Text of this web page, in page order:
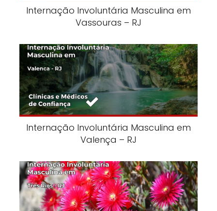
Internação Involuntária Masculina em
Vassouras – RJ
Internação Involuntária Masculina em
Valença – RJ